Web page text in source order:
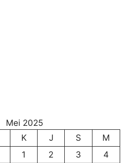
Mei 2025
K J S
M
1
2 3
4